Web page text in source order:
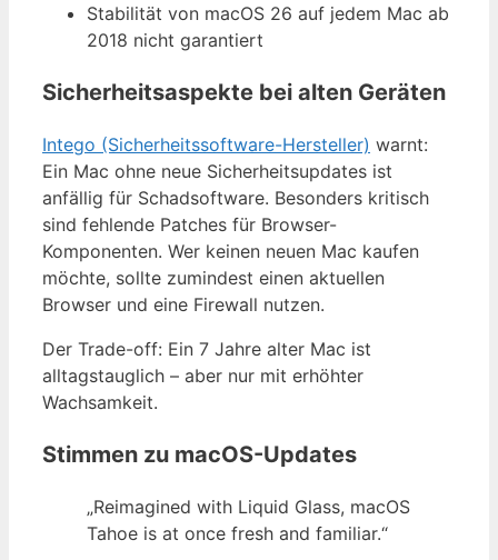
Stabilität von macOS 26 auf jedem Mac ab
2018 nicht garantiert
Sicherheitsaspekte bei alten Geräten
Intego (Sicherheitssoftware-Hersteller) warnt:
Ein Mac ohne neue Sicherheitsupdates ist
anfällig für Schadsoftware. Besonders kritisch
sind fehlende Patches für Browser-
Komponenten. Wer keinen neuen Mac kaufen
möchte, sollte zumindest einen aktuellen
Browser und eine Firewall nutzen.
Der Trade-off: Ein 7 Jahre alter Mac ist
alltagstauglich – aber nur mit erhöhter
Wachsamkeit.
Stimmen zu macOS-Updates
„Reimagined with Liquid Glass, macOS
Tahoe is at once fresh and familiar.“